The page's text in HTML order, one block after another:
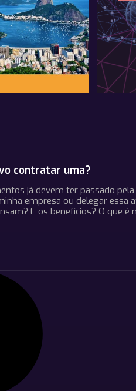
contratar uma?
já devem ter passado pela
empresa ou delegar essa
E os benefícios? O que é